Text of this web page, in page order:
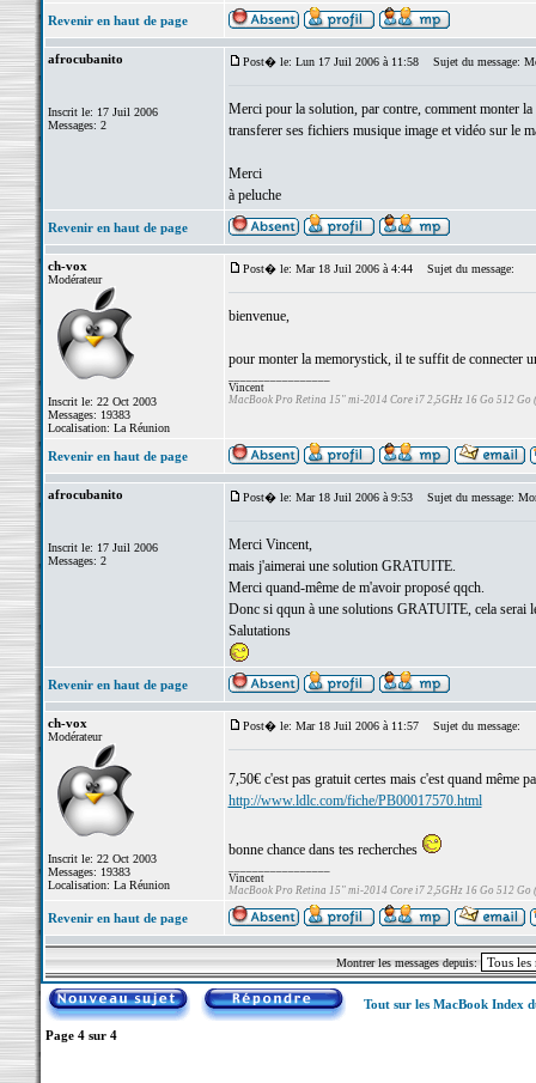
Revenir en haut de page
afrocubanito
Inscrit le: 17 Juil 2006
Messages: 2
Post� le: Lun 17 Juil 2006 à 11:58 Sujet du message:
Merci pour la solution, par contre, comment monter
transferer ses fichiers musique image et vidéo sur le
Merci
à peluche
Revenir en haut de page
ch-vox
Modérateur
Inscrit le: 22 Oct 2003
Messages: 19383
Localisation: La Réunion
Post� le: Mar 18 Juil 2006 à 4:44 Sujet du message:
bienvenue,
pour monter la memorystick, il te suffit de connecter
Vincent
MacBook Pro Retina 15" mi-2014 Core i7 2,5GHz 16 Go 512 Go
Revenir en haut de page
afrocubanito
Inscrit le: 17 Juil 2006
Messages: 2
Post� le: Mar 18 Juil 2006 à 9:53 Sujet du message:
Merci Vincent,
mais j'aimerai une solution GRATUITE.
Merci quand-même de m'avoir proposé qqch.
Donc si qqun à une solutions GRATUITE, cela serai
Salutations
Revenir en haut de page
ch-vox
Modérateur
Inscrit le: 22 Oct 2003
Messages: 19383
Localisation: La Réunion
Post� le: Mar 18 Juil 2006 à 11:57 Sujet du message:
7,50€ c'est pas gratuit certes mais c'est quand même
http://www.ldlc.com/fiche/PB00017570.html
bonne chance dans tes recherches
Vincent
MacBook Pro Retina 15" mi-2014 Core i7 2,5GHz 16 Go 512 Go
Revenir en haut de page
Montrer les messages depuis:
Tout sur les MacBook Index
Page 4sur 4